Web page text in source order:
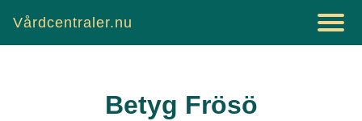
Vårdcentraler.nu
Betyg Frösö